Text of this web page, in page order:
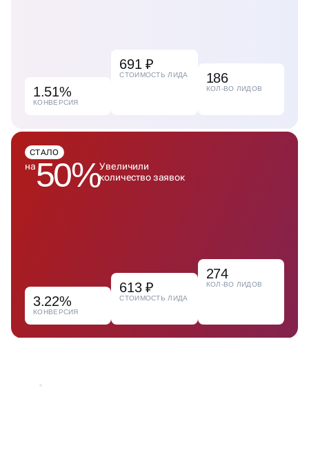
1.51%
КОНВЕРСИЯ
691 ₽
СТОИМОСТЬ ЛИДА 186
КОЛ-ВО ЛИДОВ
СТАЛО
на50%Увеличили
количество заявок
3.22%
КОНВЕРСИЯ
613 ₽
СТОИМОСТЬ ЛИДА
274
КОЛ-ВО ЛИДОВ